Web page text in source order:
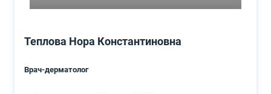
Теплова Нора Константиновна
Врач-дерматолог